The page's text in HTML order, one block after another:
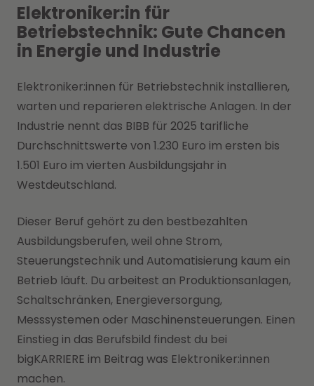
Elektroniker:in für
Betriebstechnik: Gute Chancen
in Energie und Industrie
Elektroniker:innen für Betriebstechnik installieren,
warten und reparieren elektrische Anlagen. In der
Industrie nennt das BIBB für 2025 tarifliche
Durchschnittswerte von 1.230 Euro im ersten bis
1.501 Euro im vierten Ausbildungsjahr in
Westdeutschland.
Dieser Beruf gehört zu den bestbezahlten
Ausbildungsberufen, weil ohne Strom,
Steuerungstechnik und Automatisierung kaum ein
Betrieb läuft. Du arbeitest an Produktionsanlagen,
Schaltschränken, Energieversorgung,
Messsystemen oder Maschinensteuerungen. Einen
Einstieg in das Berufsbild findest du bei
bigKARRIERE im Beitrag was Elektroniker:innen
machen.